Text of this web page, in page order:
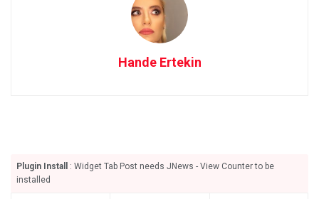
Hande Ertekin
Plugin Install
: Widget Tab Post needs JNews - View Counter to be
installed